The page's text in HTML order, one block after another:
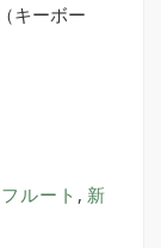
キーボー
フルート , 新